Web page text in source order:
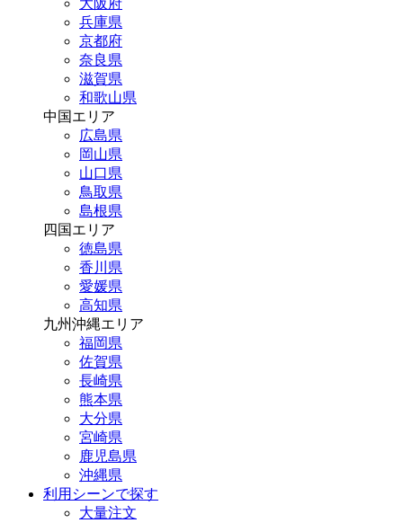
大阪府
兵庫県
京都府
奈良県
滋賀県
和歌山県
中国エリア
広島県
岡山県
山口県
鳥取県
島根県
四国エリア
徳島県
香川県
愛媛県
高知県
九州沖縄エリア
福岡県
佐賀県
長崎県
熊本県
大分県
宮崎県
鹿児島県
沖縄県
利用シーンで探す
大量注文